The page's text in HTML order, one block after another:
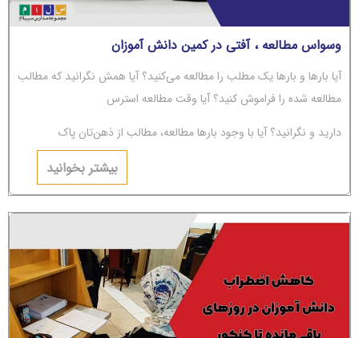
وسواس مطالعه ، آفتی در کمین دانش آموزان
آیا بارها و بارها یک مطلب را مطالعه می‌کنید؟ آیا همش نگرانید که مطالب
مطالعه شده را فراموش کنید؟ آیا وقت مطالعه استرس
دارید و نگرانید؟ آیا با وجود بارها مطالعه، مطالب از ذهن‌تان پاک
می‌شوند؟ اگر جواب‌تان مثبت است، باید بگوییم شما دچار
بیشتر بخوانید